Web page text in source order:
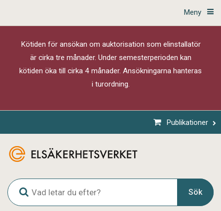
Meny
Kötiden för ansökan om auktorisation som elinstallatör
är cirka tre månader. Under semesterperioden kan
kötiden öka till cirka 4 månader. Ansökningarna hanteras
i turordning.
Publikationer
G
l
o
Sök